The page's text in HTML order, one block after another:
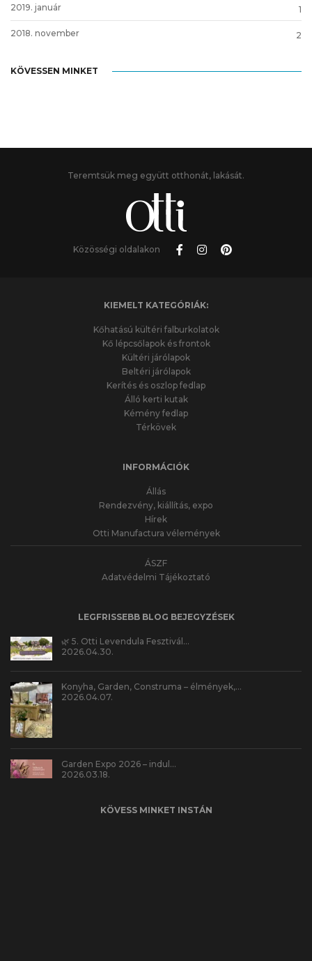
2019. január 1
2018. november 2
KÖVESSEN MINKET
Teremtsük meg együtt otthonát, lakását.
Közösségi oldalakon
KIEMELT KATEGÓRIÁK:
Kőhatású kültéri falburkolatok
Kő lépcsőlapok és frontok
Kültéri járólapok
Beltéri járólapok
Kerítés és oszlop fedlap
Álló kerti kutak
Kémény fedlap
Térkövek
INFORMÁCIÓK
Állás
Rendezvény, kiállítás, expo
Hírek
Otti Manufactura vélemények
ÁSZF
Adatvédelmi Tájékoztató
LEGFRISSEBB BLOG BEJEGYZÉSEK
🌿 5. Otti Levendula Fesztivál…
2026.04.30.
Konyha, Garden, Construma – élmények,…
2026.04.07.
Garden Expo 2026 – indul…
2026.03.18.
KÖVESS MINKET INSTÁN